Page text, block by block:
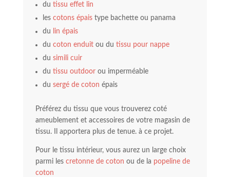
du tissu effet lin
les cotons épaistype bachette ou panama
du
lin épais
du coton enduitou du tissu pour nappe
du simili cuir
du tissu outdoorou imperméable
du sergé de coton épais
Préférez du tissu que vous trouverez coté
ameublement et accessoires de votre magasin de
tissu. Il apportera plus de tenue. à ce projet.
Pour le tissu intérieur, vous aurez un large choix
parmi les cretonne de coton ou de la popeline de
coton